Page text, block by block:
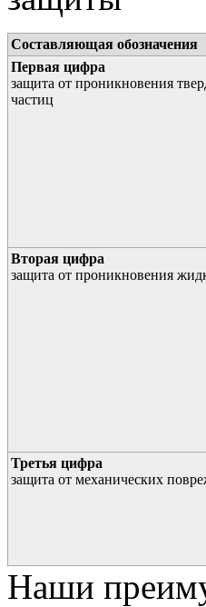
Составляющая обозначения
Первая цифра
защита от проникновения
частиц
Вторая цифра
защита от проникновения
Третья цифра
защита от механических
Наши